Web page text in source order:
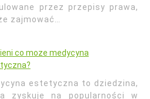
przez przepisy prawa,
zajmować…
co moze medycyna
estetyczna to dziedzina,
zyskuje na popularności w